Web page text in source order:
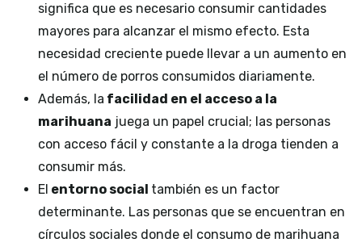
significa que es necesario consumir cantidades
mayores para alcanzar el mismo efecto. Esta
necesidad creciente puede llevar a un aumento en
el número de porros consumidos diariamente.
Además, la facilidad en el acceso a la
marihuana juega un papel crucial; las personas
con acceso fácil y constante a la droga tienden a
consumir más.
El entorno social también es un factor
determinante. Las personas que se encuentran en
círculos sociales donde el consumo de marihuana